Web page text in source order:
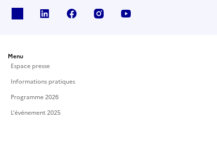
Linkedin Facebook Instagram
Menu
Espace presse
Informations pratiques
Programme 2026
L'événement 2025